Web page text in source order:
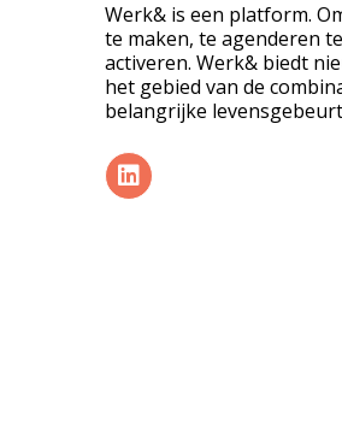
Werk& is een platform.
te maken, te agenderen
activeren. Werk& biedt
het gebied van de
belangrijke